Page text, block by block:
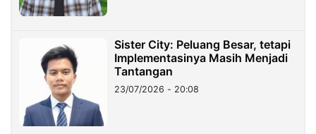
Sister City: Peluang Besar, tetapi
Implementasinya Masih Menjadi
Tantangan
23/07/2026 - 20:08